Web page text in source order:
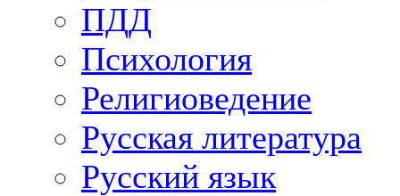
ПДД
Психология
Религиоведение
Русская литература
Русский язык